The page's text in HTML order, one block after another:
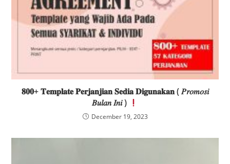
𝟖𝟎𝟎+ 𝐓𝐞𝐦𝐩𝐥𝐚𝐭𝐞 𝐏𝐞𝐫𝐣𝐚𝐧𝐣𝐢𝐚𝐧 𝐒𝐞𝐝𝐢𝐚 𝐃𝐢𝐠𝐮𝐧𝐚𝐤𝐚𝐧 ( 𝑃𝑟𝑜𝑚𝑜𝑠𝑖
𝐵𝑢𝑙𝑎𝑛 𝐼𝑛𝑖 )
December 19, 2023